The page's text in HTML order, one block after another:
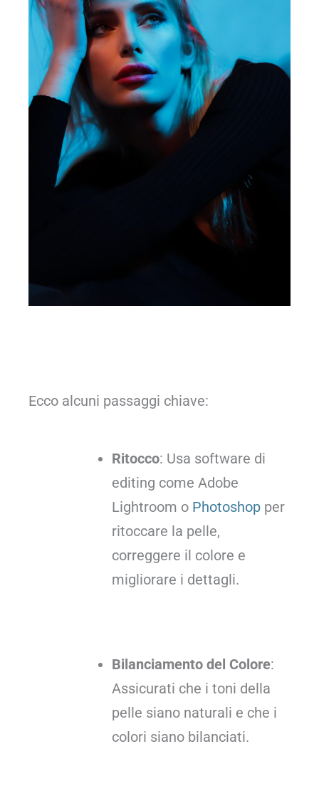
Ecco alcuni passaggi chiave:
Ritocco: Usa software di
editing come Adobe
Lightroom o Photoshop per
ritoccare la pelle,
correggere il colore e
migliorare i dettagli.
Bilanciamento del Colore:
Assicurati che i toni della
pelle siano naturali e che i
colori siano bilanciati.